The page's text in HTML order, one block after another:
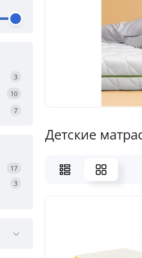
3
10
7
17
3
Детские